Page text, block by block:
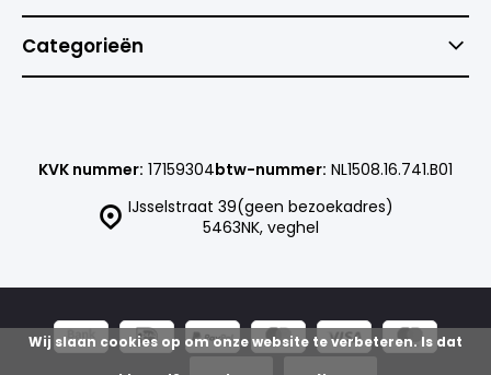
Categorieën
IJsselstraat 39(geen bezoekadres)
5463NK, veghel
KVK nummer: 17159304btw-nummer: NL1508.16.741.B01
Wij slaan cookies op om onze website te verbeteren. Is dat